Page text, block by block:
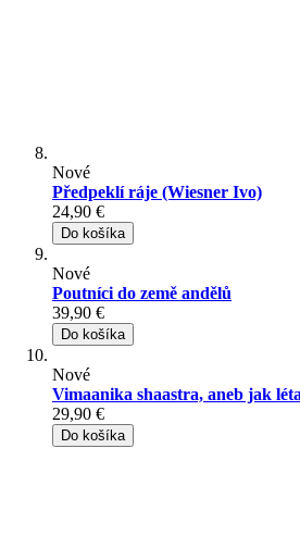
Nové
Předpeklí ráje (Wiesner Ivo)
24,90 €
Do košíka
Nové
Poutníci do země andělů
39,90 €
Do košíka
Nové
Vimaanika shaastra, aneb jak
29,90 €
Do košíka